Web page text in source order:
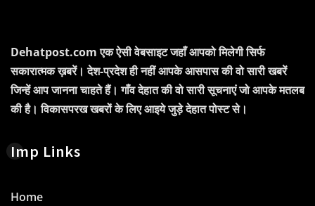
Dehatpost.com एक ऐसी वेबसाइट जहाँ आपको मिलेगी सिर्फ
सकारात्मक ख़बरें। देश-प्रदेश ही नहीं आपके आसपास की वो सारी खबरें
जिन्हें आप जानना चाहते हैं। गाँव देहात की वो सारी सूचनाएं जो आपके मतलब
की है। विकासपरख खबरों के लिए आइये जुड़े देहात पोस्ट से।
Imp Links
Home